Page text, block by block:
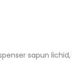
sapun lichid,